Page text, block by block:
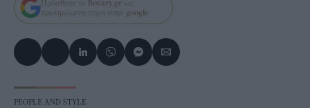
Πρόσθεσε το Bovary.gr ως
προτιμώμενη πηγή στην google
PEOPLE AND STYLE